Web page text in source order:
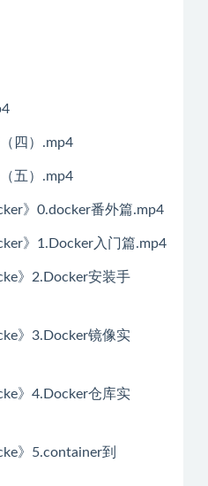
四）.mp4
五）.mp4
》0.docker番外篇.mp4
》1.Docker入门篇.mp4
》2.Docker安装手
》3.Docker镜像实
》4.Docker仓库实
》5.container到